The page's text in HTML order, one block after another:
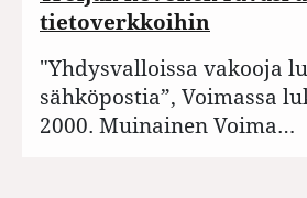
tietoverkkoihin
"Yhdysvalloissa vakooja
sähköpostia”, Voimassa
2000. Muinainen Voima…